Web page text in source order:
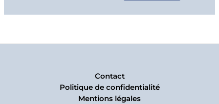
Contact
Politique de confidentialité
Mentions légales